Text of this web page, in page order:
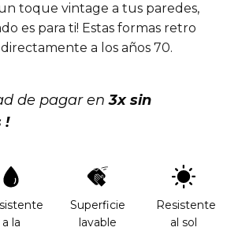
toque vintage a tus paredes,
es para ti! Estas formas retro
a los años 70.
de pagar en3x sin
!
a la
Superficie
lavable
Resistente
al sol